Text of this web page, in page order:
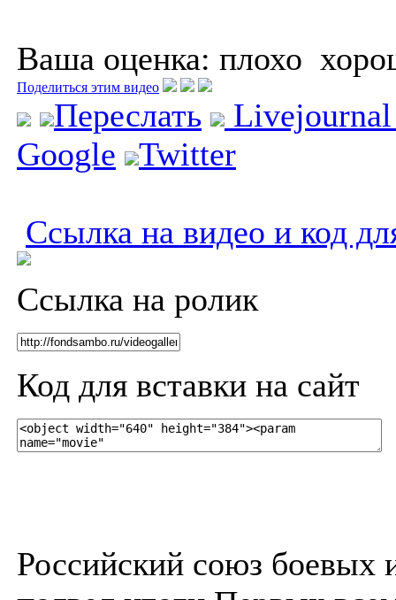
Ваша оценка: плохо
Поделиться этим видео
Переслать
Google
Twitter
Ссылка на видео и код
Ссылка на ролик
Код для вставки на сайт
Российский союз боевых